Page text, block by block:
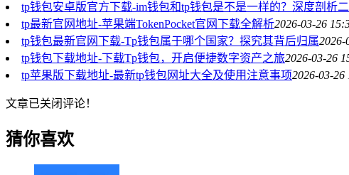
tp钱包安卓版官方下载-im钱包和tp钱包是不是一样的？深度剖析
tp最新官网地址-苹果端TokenPocket官网下载全解析2026-03-26
tp钱包最新官网下载-Tp钱包属于哪个国家？探究其背后归属2026-
tp钱包下载地址-下载Tp钱包，开启便捷数字资产之旅2026-03-26
tp苹果版下载地址-最新tp钱包网址大全及使用注意事项2026-03-26
文章已关闭评论！
猜你喜欢